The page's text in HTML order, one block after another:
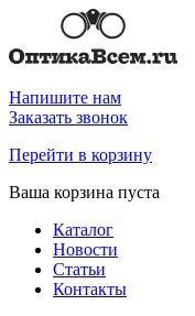
Напишите нам
Заказать звонок
Перейти в корзину
Ваша корзина пуста
Каталог
Новости
Статьи
Контакты